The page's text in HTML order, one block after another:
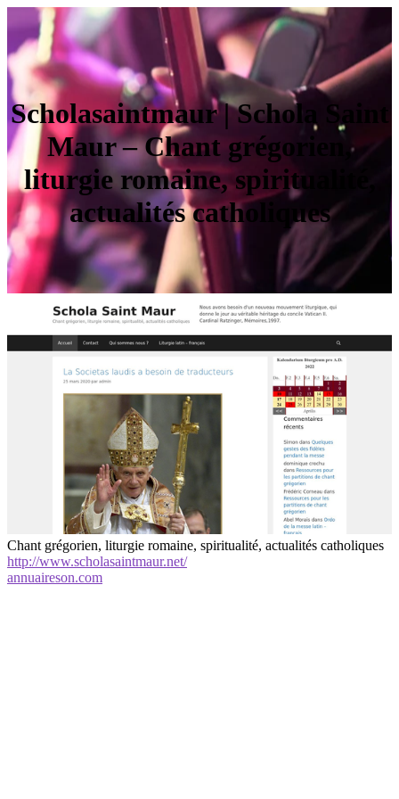
Schola­saintmaur | Schola Saint
Maur – Chant grégorien,
liturgie romaine, spiritua­lité,
actualités catholiques
Chant grégorien, liturgie romaine, spiritualité, actualités catholiques
http://www.scholasaintmaur.net/
annuaireson.com